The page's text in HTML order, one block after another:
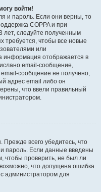
войти!
и пароль. Если они верны, то
COPPA и при
лет, следуйте полученным
требуется, чтобы все новые
или
информация отображается в
email-сообщение,
сообщение не получено,
адрес email либо он
что ввели правильный
всего убедитесь, что
пароль. Если данные введены
чтобы проверить, не был ли
что допущена ошибка
администратором для